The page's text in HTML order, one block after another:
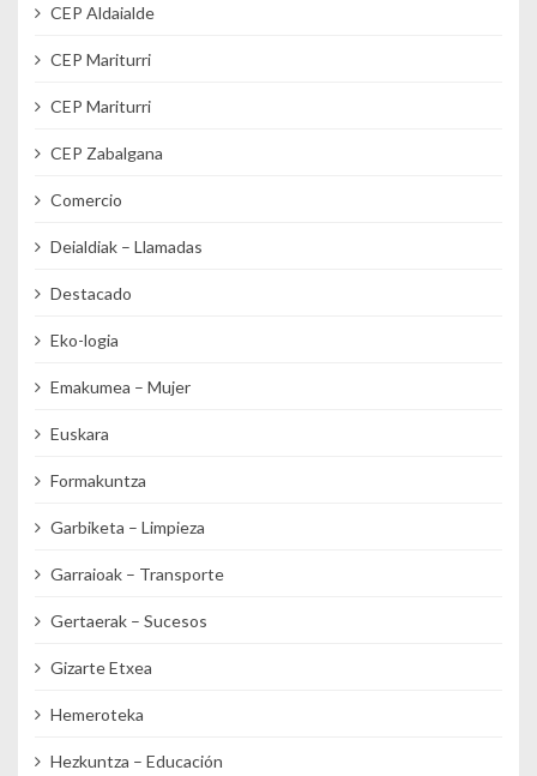
CEP Aldaialde
CEP Mariturri
CEP Mariturri
CEP Zabalgana
Comercio
Deialdiak – Llamadas
Destacado
Eko-logia
Emakumea – Mujer
Euskara
Formakuntza
Garbiketa – Limpieza
Garraioak – Transporte
Gertaerak – Sucesos
Gizarte Etxea
Hemeroteka
Hezkuntza – Educación